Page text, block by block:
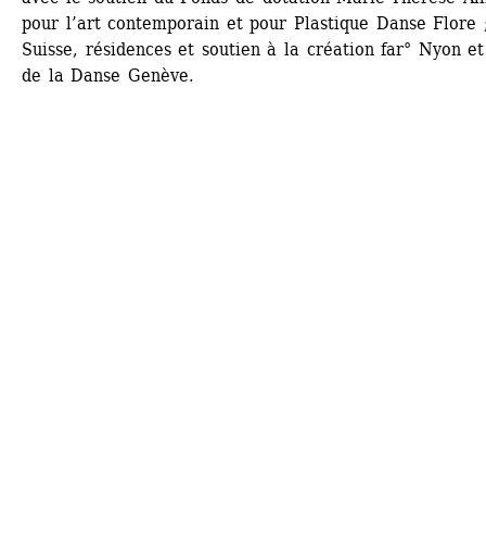
pour l’art contemporain et pour Plastique Danse Flore
Suisse, résidences et soutien à la création far° Nyon
de la Danse Genève.